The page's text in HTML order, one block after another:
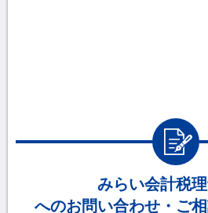
みらい会計税
へのお問い合わせ・ご